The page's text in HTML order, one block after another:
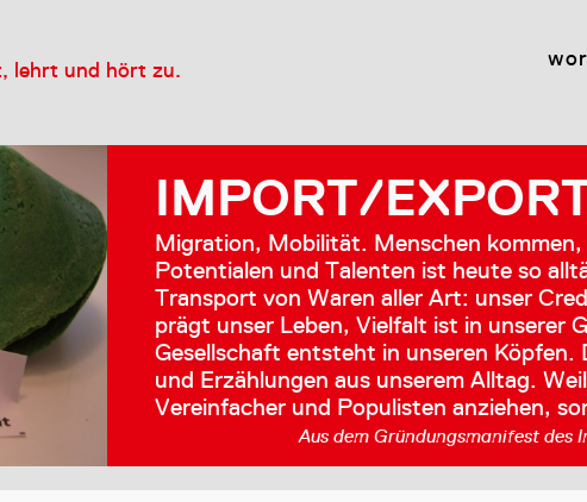
lehrt und hört zu.
IMPORT/
Migration, Mobilität. Menschen
Potentialen und Talenten ist heute so
Transport von Waren aller Art: unser
prägt unser Leben, Vielfalt ist in unserer
Gesellschaft entsteht in unseren
und Erzählungen aus unserem Alltag.
Vereinfacher und Populisten anziehen,
Aus dem Gründungsmanifest